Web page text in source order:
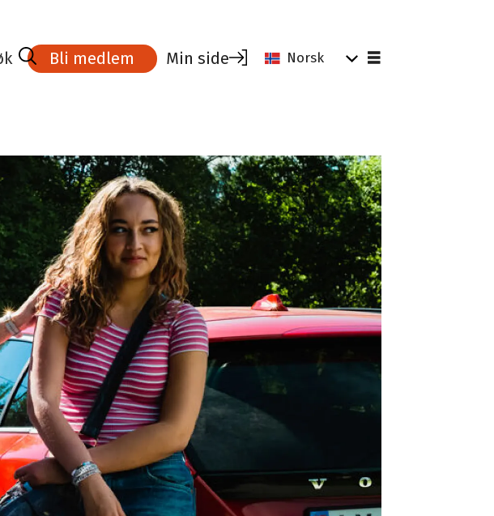
Bli medlem Min side Norsk
Kurs- aktivitetskalender
Veien til Fagbrev
Stipend
Karriere
Høyskolen Kristiania
Tips og råd for tillitsvalgte
Verktøy for tillitsvalgte
Tillitsvalgtrollen
Rettigheter i arbeidslivet
Kurs og kompetanse
Vekst og verving
Hei tillitsvalgt
Driftstilskudd
Profilering
Parat for ledere
Hvorfor være medlem?